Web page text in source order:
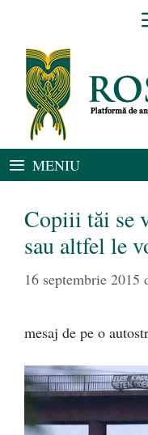
conținut
MENIU
Copiii tăi se
sau altfel le
16 septembrie 2015
mesaj de pe o